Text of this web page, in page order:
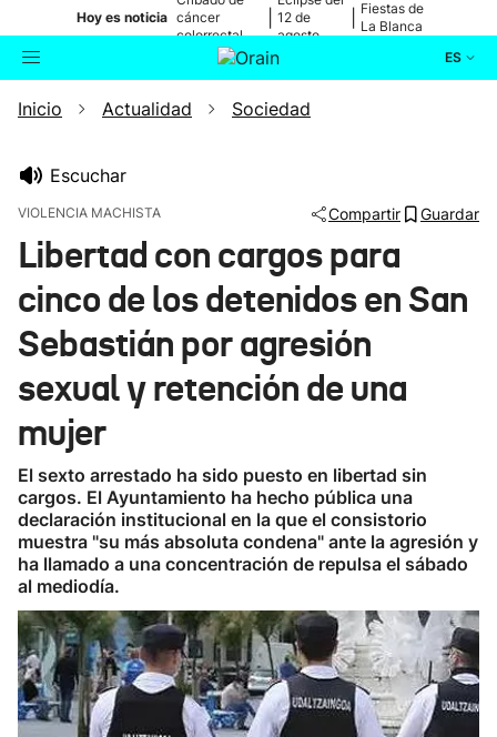
Hoy es noticia cáncer
colorrectal
12 de
agosto
Fiestas de
La Blanca
ES
Buscador Actualidad
Ikusmiran
Eguraldia
Inicio Actualidad Sociedad
Escuchar
VIOLENCIA MACHISTA Compartir Guardar
Libertad con cargos para
cinco de los detenidos en San
Sebastián por agresión
sexual y retención de una
mujer
El sexto arrestado ha sido puesto en libertad sin
cargos. El Ayuntamiento ha hecho pública una
declaración institucional en la que el consistorio
muestra "su más absoluta condena" ante la agresión y
ha llamado a una concentración de repulsa el sábado
al mediodía.